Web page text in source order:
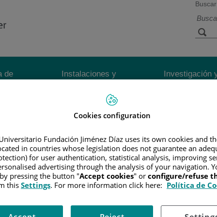
Buscar
de
Instalaciones y
Investigación
INFORMACIÓN Y SOPORTE AL PACIENTE
describir su tamaño y si se ha diseminado más allá del área
para ayudar a los médicos a planificar el mejor tratamiento
Cookies configuration
Fundación Jiménez Díaz uses its own cookies and
in countries whose legislation does not guarantee an
for user authentication, statistical analysis, improving
advertising through the analysis of your navigation.
pressing the button "Accept cookies" or configure/refuse
thisSettings. For more information click here: Política de